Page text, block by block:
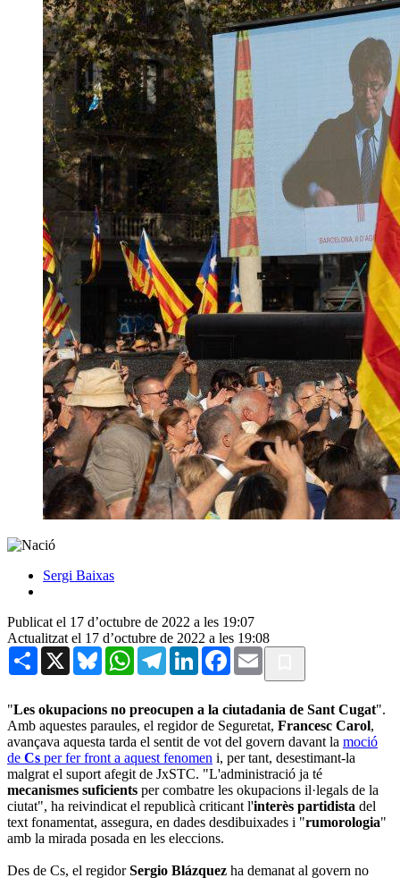
Sergi Baixas
Publicat el 17 d’octubre de 2022 a les 19:07
Actualitzat el 17 d’octubre de 2022 a les 19:08
Share X BlueskyWhatsAppTelegramLinkedInFacebook
Email
"Les okupacions no preocupen a la ciutadania de Sant Cugat".
Amb aquestes paraules, el regidor de Seguretat, Francesc Carol,
avançava aquesta tarda el sentit de vot del govern davant la moció
de Cs per fer front a aquest fenomen i, per tant, desestimant-la
malgrat el suport afegit de JxSTC. "L'administració ja té
mecanismes suficients per combatre les okupacions il·legals de la
ciutat", ha reivindicat el republicà criticant l'interès partidista del
text fonamentat, assegura, en dades desdibuixades i "rumorologia"
amb la mirada posada en les eleccions.
Des de Cs, el regidorSergio Blázquez ha demanat al govern no